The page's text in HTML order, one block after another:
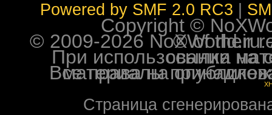
Powered by SMF 2.0 RC3
Copyright ©
© 2009-2026 NoXWorld.ru. All
При использовании
Все права на опубликованные на форуме
Страница